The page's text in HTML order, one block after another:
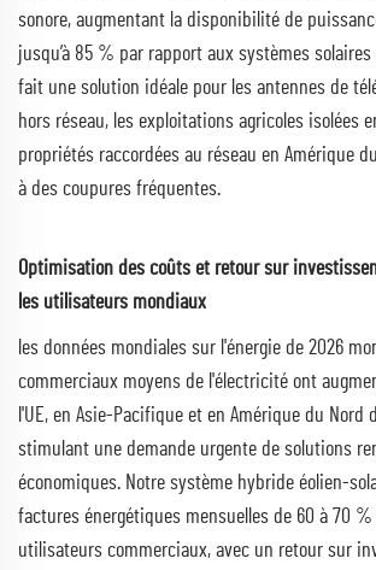
sonore, augmentant la disponibilité de
jusqu’à 85 % par rapport aux systèmes solaires
fait une solution idéale pour les antennes de
hors réseau, les exploitations agricoles isolées
propriétés raccordées au réseau en Amérique
à des coupures fréquentes.
Optimisation des coûts et retour sur
les utilisateurs mondiaux
les données mondiales sur l'énergie de 2026
commerciaux moyens de l'électricité ont
l'UE, en Asie-Pacifique et en Amérique du Nord
stimulant une demande urgente de solutions
économiques. Notre système hybride éolien-
factures énergétiques mensuelles de 60 à 70
utilisateurs commerciaux, avec un retour sur